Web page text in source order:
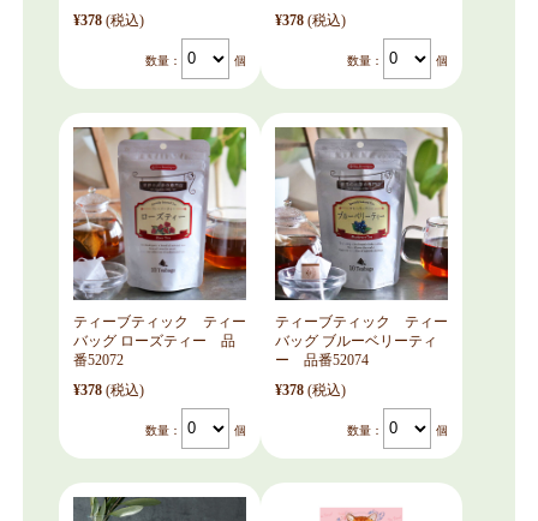
¥378 (税込)
数量： 個
¥378 (税込)
数量： 個
ティーブティック ティー
バッグ ローズティー 品
番52072
¥378 (税込)
数量： 個
ティーブティック ティー
バッグ ブルーベリーティ
ー 品番52074
¥378 (税込)
数量： 個